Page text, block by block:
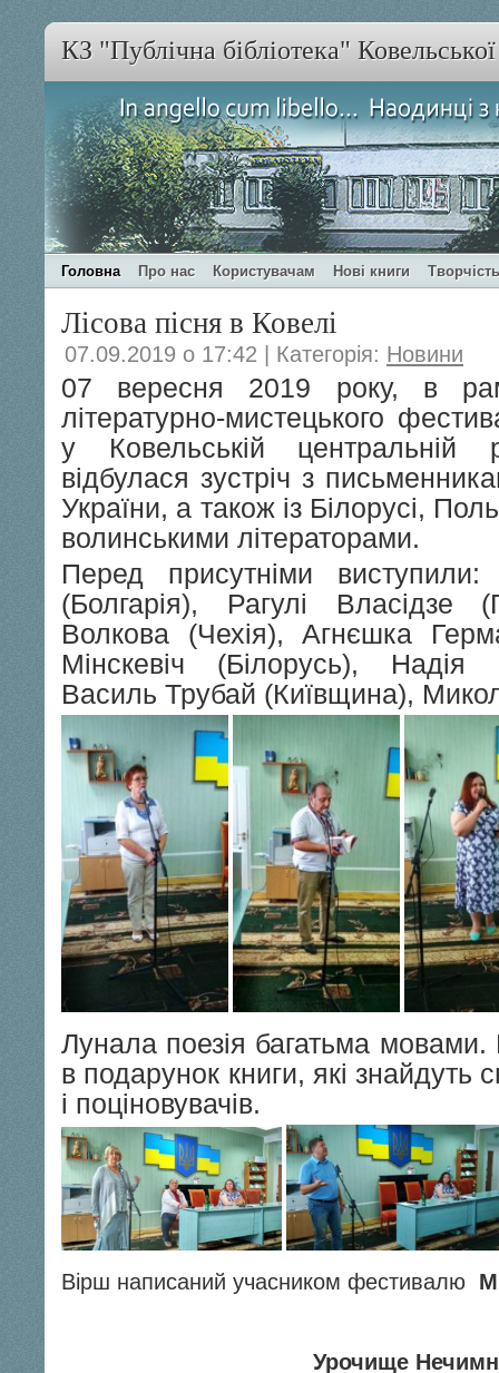
КЗ "Публічна бібліотека"
Головна Про нас Користувачам Нові книги
Лісова пісня в Ковелі
07.09.2019 о 17:42 | Категорія: Новини
07 вересня 2019 року, в
літературно-мистецького
у Ковельській центральній
відбулася зустріч з
України, а також із Білорусі,
волинськими літераторами.
Перед присутніми
(Болгарія), Рагулі Власідзе
Волкова (Чехія), Агнєшка
Мінскевіч (Білорусь),
Василь Трубай (Київщина),
Лунала поезія багатьма мовами.
в подарунок книги, які знайдуть
і поціновувачів.
Вірш написаний учасником фестивалю
Урочище